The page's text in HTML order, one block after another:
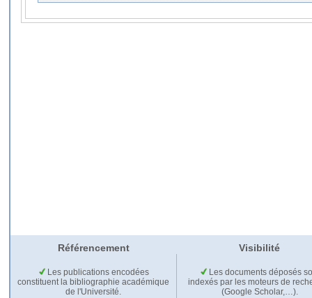
Référencement Visibilité
Les publications encodées
constituent la bibliographie académique
de l'Université.
Les documents déposés
indexés par les moteurs de
(Google Scholar,…).